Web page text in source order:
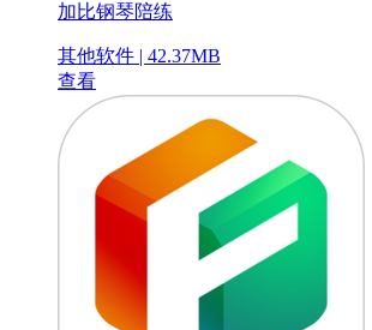
加比钢琴陪练
其他软件 | 42.37MB
查看